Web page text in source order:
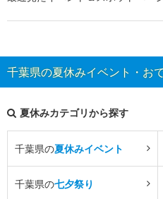
千葉県の夏休みイベント・お
夏休みカテゴリから探す
千葉県の夏休みイベント
千葉県の七夕祭り